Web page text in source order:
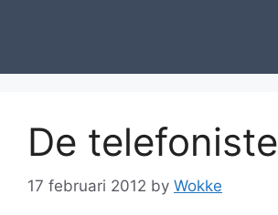
De telefoniste
17 februari 2012 by Wokke